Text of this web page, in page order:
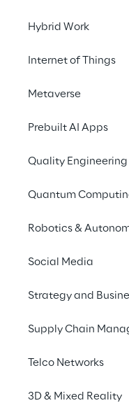
Hybrid Work
Internet of Things
Metaverse
Prebuilt AI Apps
Quality Engineering
Quantum
Robotics &
Social Media
Strategy and
Supply Chain
Telco Networks
3D & Mixed Reality
09:30–17:30
Italiano